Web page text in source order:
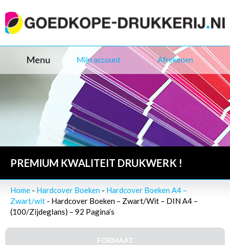
Menu Mijn account Afrekenen
PREMIUM KWALITEIT DRUKWERK !
Home - Hardcover Boeken - Hardcover Boeken A4 –
Zwart/wit - Hardcover Boeken – Zwart/Wit – DIN A4 –
(100/Zijdeglans) – 92 Pagina’s
FORMAAT